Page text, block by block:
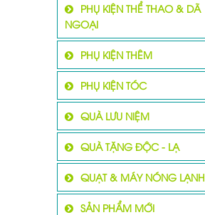
PHỤ KIỆN THỂ THAO & DÃ
NGOẠI
PHỤ KIỆN THÊM
PHỤ KIỆN TÓC
QUÀ LƯU NIỆM
QUÀ TẶNG ĐỘC - LẠ
QUẠT & MÁY NÓNG LẠNH
SẢN PHẨM MỚI